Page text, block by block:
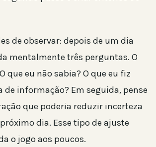
de observar: depois de um dia
mentalmente três perguntas. O
que eu não sabia? O que eu fiz
de informação? Em seguida, pense
que poderia reduzir incerteza
dia. Esse tipo de ajuste
o jogo aos poucos.